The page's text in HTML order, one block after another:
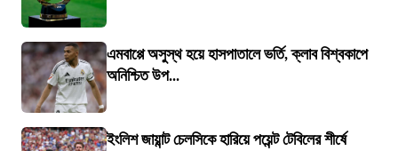
এমবাপ্পে অসুস্থ হয়ে হাসপাতালে ভর্তি, ক্লাব বিশ্বকাপে
অনিশ্চিত উপ...
ইংলিশ জায়ান্ট চেলসিকে হারিয়ে পয়েন্ট টেবিলের শীর্ষে